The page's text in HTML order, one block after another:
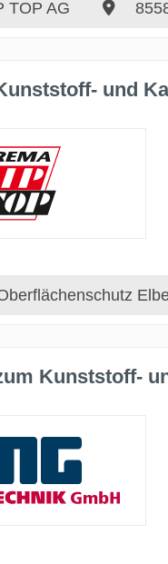
TOP AG
und
Kunststoff-